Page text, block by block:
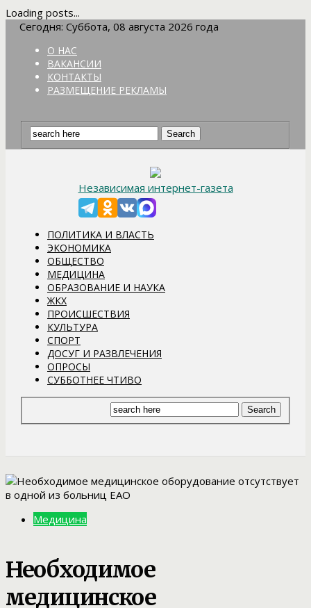
Loading posts...
Сегодня: Суббота, 08 августа 2026 года
О НАС
ВАКАНСИИ
КОНТАКТЫ
РАЗМЕЩЕНИЕ РЕКЛАМЫ
Независимая интернет-газета
ПОЛИТИКА И ВЛАСТЬ
ЭКОНОМИКА
ОБЩЕСТВО
МЕДИЦИНА
ОБРАЗОВАНИЕ И НАУКА
ЖКХ
ПРОИСШЕСТВИЯ
КУЛЬТУРА
СПОРТ
ДОСУГ И РАЗВЛЕЧЕНИЯ
ОПРОСЫ
СУББОТНЕЕ ЧТИВО
Медицина
Необходимое
медицинское